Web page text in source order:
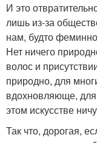
И это
лишь из-за
нам, будто
Нет ничего
волос и
природно, для
вдохновляюще, для
этом искусстве
Так что, дорогая,